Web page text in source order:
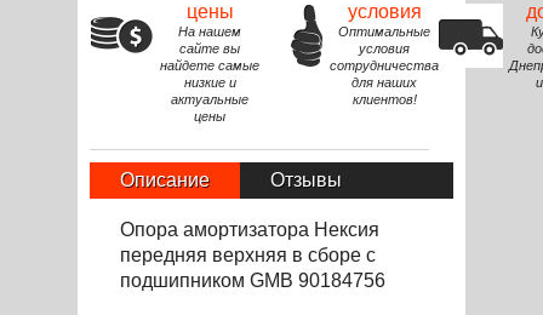
цены
На нашем
сайте вы
найдете самые
низкие и
актуальные
цены
условия
Оптимальные
условия
сотрудничества
для наших
клиентов!
Описание Отзывы
Опора амортизатора Нексия
передняя верхняя в сборе с
подшипником GMB 90184756